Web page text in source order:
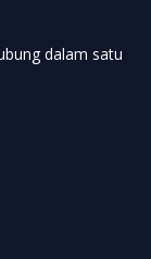
dalam satu